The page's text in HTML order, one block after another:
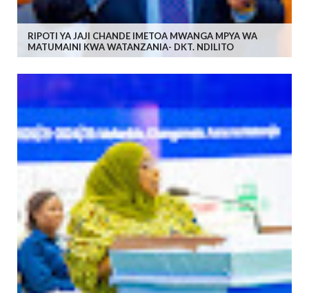
RIPOTI YA JAJI CHANDE IMETOA MWANGA MPYA WA
MATUMAINI KWA WATANZANIA- DKT. NDILITO